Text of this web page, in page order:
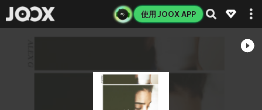
使用 JOOX APP